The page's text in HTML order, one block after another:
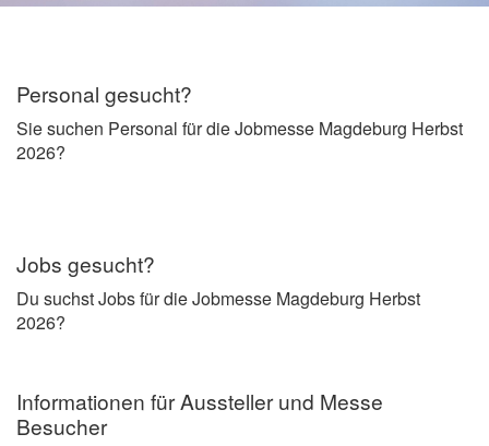
Personal gesucht?
Sie suchen Personal für die Jobmesse Magdeburg Herbst
2026?
Jobs gesucht?
Du suchst Jobs für die Jobmesse Magdeburg Herbst
2026?
Informationen für Aussteller und Messe
Besucher